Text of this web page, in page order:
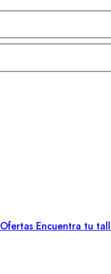
Ofertas Encuentra tu